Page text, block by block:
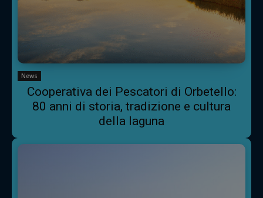
News
Cooperativa dei Pescatori di Orbetello:
80 anni di storia, tradizione e cultura
della laguna